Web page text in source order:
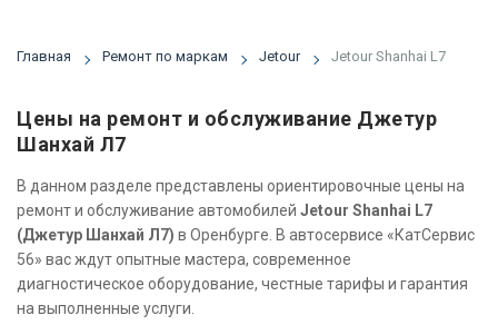
Главная Ремонт по маркам Jetour Jetour Shanhai L7
Цены на ремонт и обслуживание Джетур
Шанхай Л7
В данном разделе представлены ориентировочные цены на
ремонт и обслуживание автомобилей Jetour Shanhai L7
(Джетур Шанхай Л7) в Оренбурге. В автосервисе «КатСервис
56» вас ждут опытные мастера, современное
диагностическое оборудование, честные тарифы и гарантия
на выполненные услуги.